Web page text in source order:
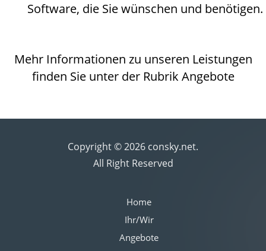
Software, die Sie wünschen und benötigen.
Mehr Informationen zu unseren Leistungen
finden Sie unter der Rubrik Angebote
Copyright © 2026 consky.net.
All Right Reserved
Home
Ihr/Wir
Angebote